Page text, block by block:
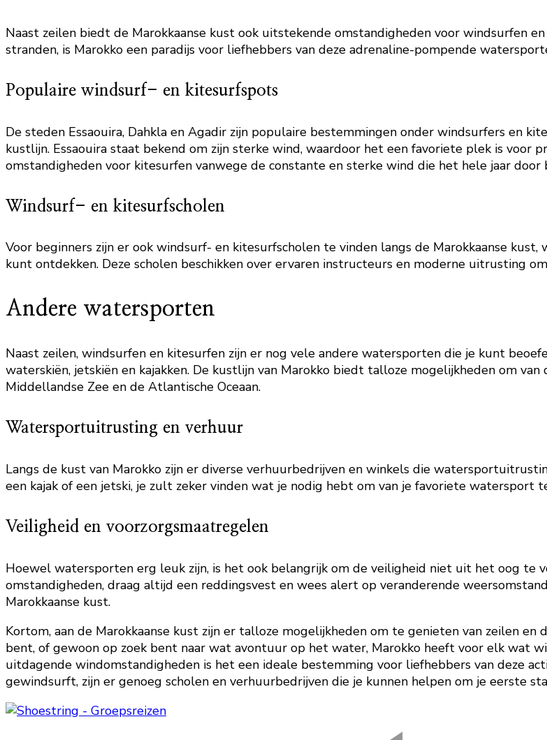
Naast zeilen biedt de Marokkaanse kust ook uitstekende omstandigheden voor windsurfen
stranden, is Marokko een paradijs voor liefhebbers van deze adrenaline-pompende
Populaire windsurf- en kitesurfspots
De steden Essaouira, Dahkla en Agadir zijn populaire bestemmingen onder windsurfers en
kustlijn. Essaouira staat bekend om zijn sterke wind, waardoor het een favoriete plek is voor
omstandigheden voor kitesurfen vanwege de constante en sterke wind die het hele jaar door
Windsurf- en kitesurfscholen
Voor beginners zijn er ook windsurf- en kitesurfscholen te vinden langs de Marokkaanse
kunt ontdekken. Deze scholen beschikken over ervaren instructeurs en moderne uitrusting
Andere watersporten
Naast zeilen, windsurfen en kitesurfen zijn er nog vele andere watersporten die je kunt
waterskiën, jetskiën en kajakken. De kustlijn van Marokko biedt talloze mogelijkheden om
Middellandse Zee en de Atlantische Oceaan.
Watersportuitrusting en verhuur
Langs de kust van Marokko zijn er diverse verhuurbedrijven en winkels die
een kajak of een jetski, je zult zeker vinden wat je nodig hebt om van je favoriete watersport
Veiligheid en voorzorgsmaatregelen
Hoewel watersporten erg leuk zijn, is het ook belangrijk om de veiligheid niet uit het oog
omstandigheden, draag altijd een reddingsvest en wees alert op veranderende
Marokkaanse kust.
Kortom, aan de Marokkaanse kust zijn er talloze mogelijkheden om te genieten van zeilen
bent, of gewoon op zoek bent naar wat avontuur op het water, Marokko heeft voor elk wat
uitdagende windomstandigheden is het een ideale bestemming voor liefhebbers van deze
gewindsurft, zijn er genoeg scholen en verhuurbedrijven die je kunnen helpen om je eerste